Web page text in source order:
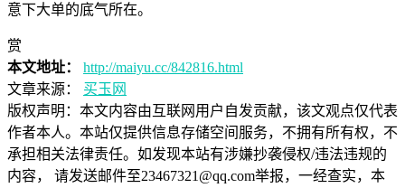
意下大单的底气所在。
赏
本文地址：
http://maiyu.cc/842816.html
文章来源：
买玉网
版权声明： 本文内容由互联网用户自发贡献，该文观点仅代表
作者本人。本站仅提供信息存储空间服务，不拥有所有权，不
承担相关法律责任。如发现本站有涉嫌抄袭侵权/违法违规的
内容， 请发送邮件至23467321@qq.com举报，一经查实，本